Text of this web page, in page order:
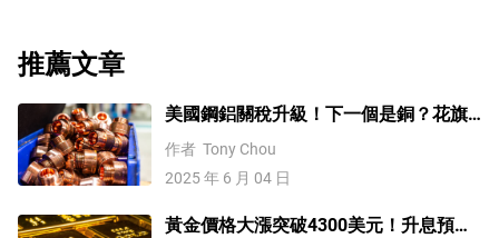
推薦文章
美國鋼鋁關稅升級！下一個是銅？花旗
這樣說
作者 Tony Chou
2025 年 6 月 04 日
黃金價格大漲突破4300美元！升息預期